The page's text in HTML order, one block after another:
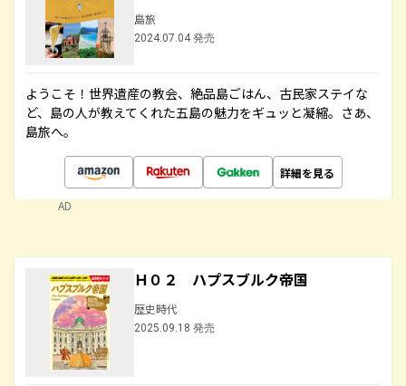
島旅
2024.07.04 発売
ようこそ！世界遺産の教会、絶品島ごはん、古民家ステイな
ど、島の人が教えてくれた五島の魅力をギュッと凝縮。さあ、
島旅へ。
詳細を見る
AD
Ｈ０２ ハプスブルク帝国
歴史時代
2025.09.18 発売